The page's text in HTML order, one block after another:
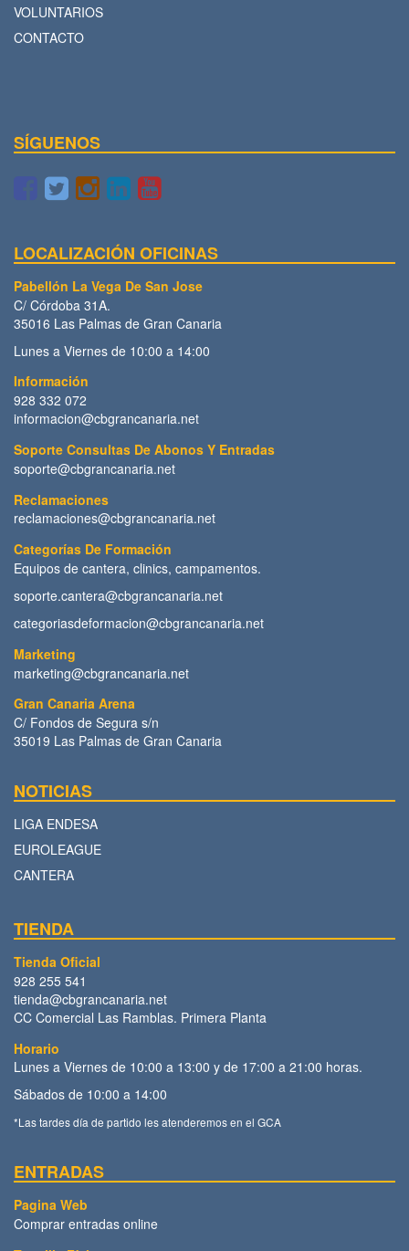
VOLUNTARIOS
CONTACTO
SÍGUENOS
LOCALIZACIÓN OFICINAS
Pabellón La Vega De San Jose
C/ Córdoba 31A.
35016 Las Palmas de Gran Canaria
Lunes a Viernes de 10:00 a 14:00
Información
928 332 072
informacion@cbgrancanaria.net
Soporte Consultas De Abonos Y Entradas
soporte@cbgrancanaria.net
Reclamaciones
reclamaciones@cbgrancanaria.net
Categorías De Formación
Equipos de cantera, clinics, campamentos.
soporte.cantera@cbgrancanaria.net
categoriasdeformacion@cbgrancanaria.net
Marketing
marketing@cbgrancanaria.net
Gran Canaria Arena
C/ Fondos de Segura s/n
35019 Las Palmas de Gran Canaria
NOTICIAS
LIGA ENDESA
EUROLEAGUE
CANTERA
TIENDA
Tienda Oficial
928 255 541
tienda@cbgrancanaria.net
CC Comercial Las Ramblas. Primera Planta
Horario
Lunes a Viernes de 10:00 a 13:00 y de 17:00 a 21:00 horas.
Sábados de 10:00 a 14:00
*Las tardes día de partido les atenderemos en el GCA
ENTRADAS
Pagina Web
Comprar entradas online